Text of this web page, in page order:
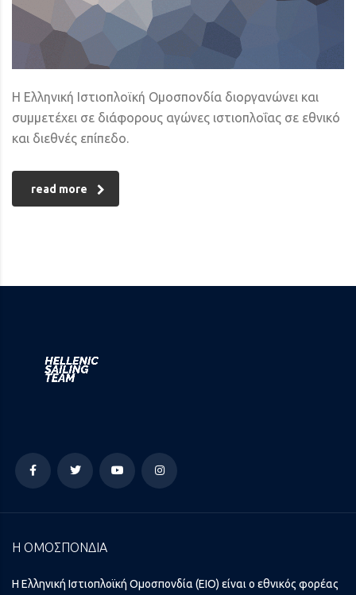
Η Ελληνική Ιστιοπλοϊκή Ομοσπονδία διοργανώνει και
συμμετέχει σε διάφορους αγώνες ιστιοπλοΐας σε εθνικό
και διεθνές επίπεδο.
read more
Η ΟΜΟΣΠΟΝΔΙΑ
Η Ελληνική Ιστιοπλοϊκή Ομοσπονδία (ΕΙΟ) είναι ο εθνικός φορέας